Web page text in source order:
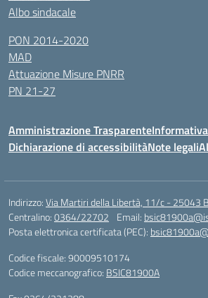
Albo sindacale
PON 2014-2020
MAD
Attuazione Misure PNRR
PN 21-27
Amministrazione Trasparente
Dichiarazione di accessibilitàNote legali
Indirizzo:Via Martiri della Libertà, 11/c - 25043
Centralino:0364/22702 Email:
Posta elettronica certificata (PEC):
Codice fiscale: 90009510174
Codice meccanografico: BSIC81900A